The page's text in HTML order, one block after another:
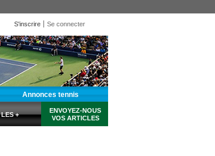
S'inscrire Se connecter
Annonces tennis
LES +
ENVOYEZ-NOUS
VOS ARTICLES